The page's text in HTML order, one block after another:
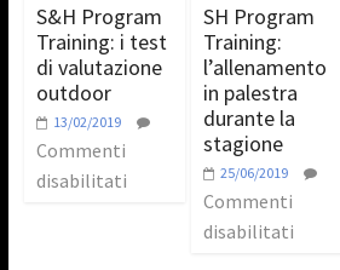
S&H Program
Training: i test
di valutazione
outdoor
13/02/2019
Commenti
disabilitati
SH Program
Training:
l’allenamento
in palestra
durante la
stagione
25/06/2019
Commenti
disabilitati